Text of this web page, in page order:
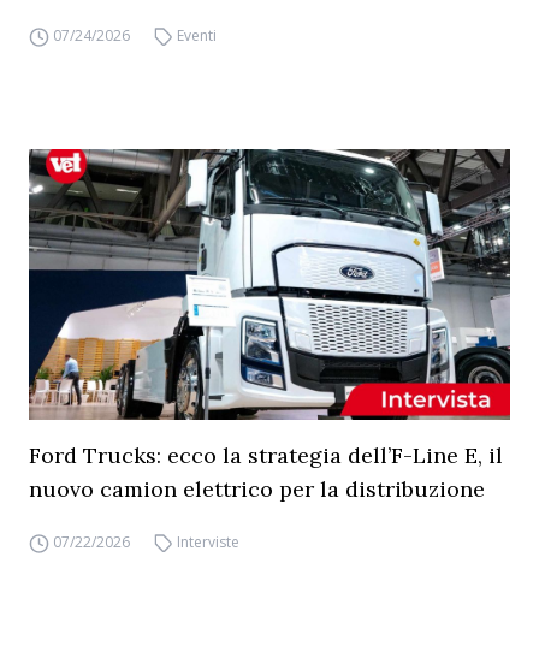
07/24/2026 Eventi
Ford Trucks: ecco la strategia dell’F-Line E, il
nuovo camion elettrico per la distribuzione
07/22/2026 Interviste